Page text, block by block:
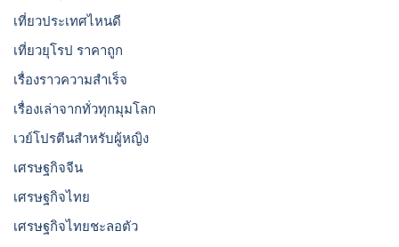
เที่ยวประเทศไหนดี
เที่ยวยุโรป ราคาถูก
เรื่องราวความสำเร็จ
เรื่องเล่าจากทั่วทุกมุมโลก
เวย์โปรตีนสำหรับผู้หญิง
เศรษฐกิจจีน
เศรษฐกิจไทย
เศรษฐกิจไทยชะลอตัว